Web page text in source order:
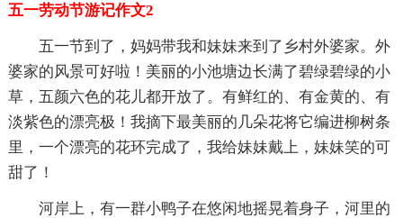
五一劳动节游记作文2
五一节到了，妈妈带我和妹妹来到了乡村外婆家。外
婆家的风景可好啦！美丽的小池塘边长满了碧绿碧绿的小
草，五颜六色的花儿都开放了。有鲜红的、有金黄的、有
淡紫色的漂亮极！我摘下最美丽的几朵花将它编进柳树条
里，一个漂亮的花环完成了，我给妹妹戴上，妹妹笑的可
甜了！
河岸上，有一群小鸭子在悠闲地摇晃着身子，河里的